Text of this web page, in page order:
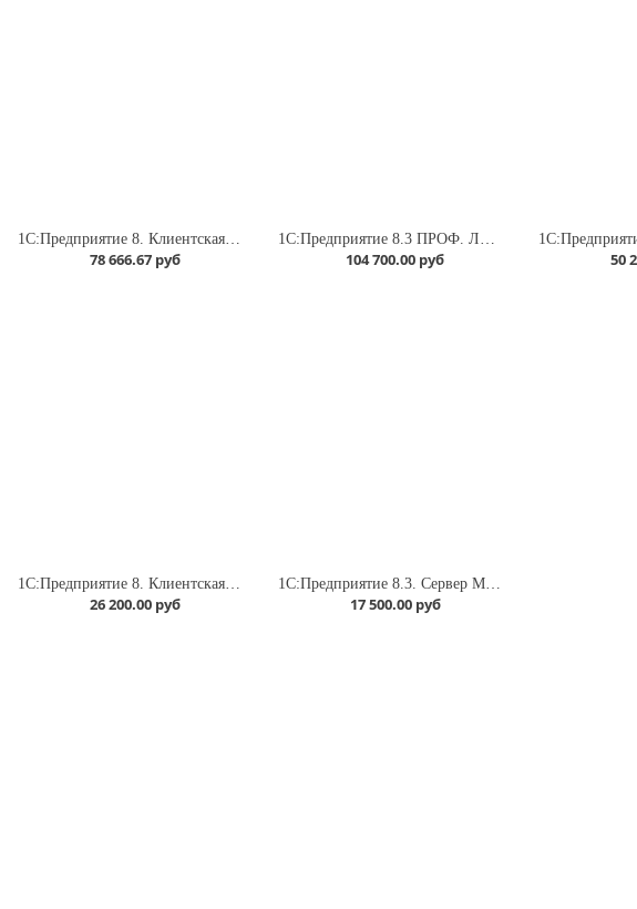
1С:Предприятие 8. Клиентская лицензия на 20 рабочих мест
78 666.67 руб
1С:Предприятие 8.3 ПРОФ. Лицензия на сервер (x86-64)
104 700.00 руб 50
26 200.00 руб 17 500.00 руб